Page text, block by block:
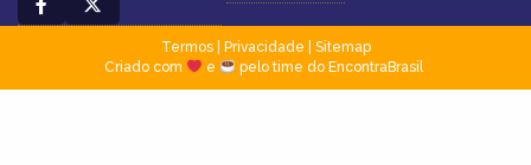
Termos| Privacidade
Sitemap
Criado com
e pelo time do EncontraBrasil